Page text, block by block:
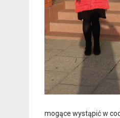
mogące wystąpić w